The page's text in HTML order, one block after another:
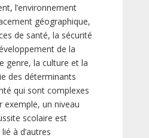
l’environnement
géographique,
de santé, la sécurité
de la
genre, la culture et la
des déterminants
qui sont complexes
exemple, un niveau
scolaire est
à d’autres